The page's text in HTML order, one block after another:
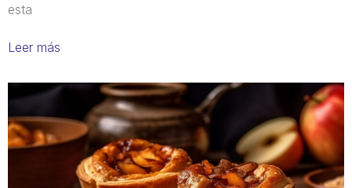
esta
Leer más